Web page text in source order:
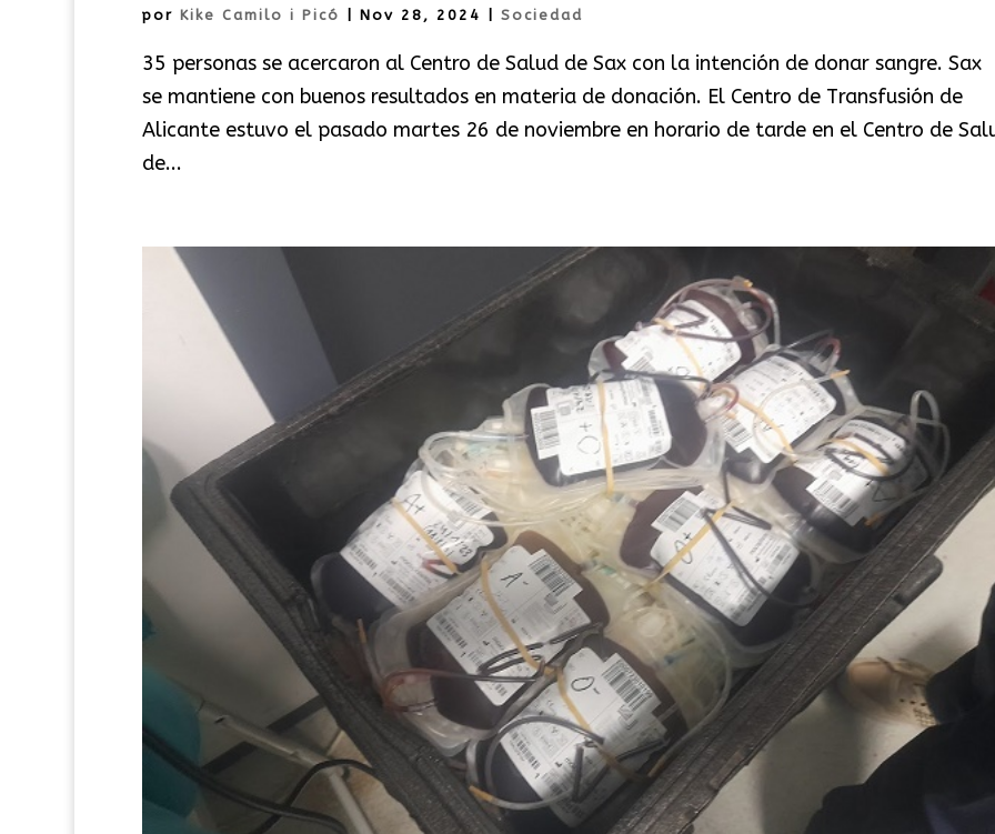
por Kike Camilo i Picó Nov 28, 2024 Sociedad
35 personas se acercaron al Centro de Salud de Sax con la intención de donar sangre. Sax
se mantiene con buenos resultados en materia de donación. El Centro de Transfusión de
Alicante estuvo el pasado martes 26 de noviembre en horario de tarde en el Centro de
de...